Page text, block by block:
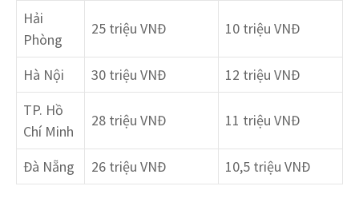
Hải
Phòng
25 triệu VNĐ 10 triệu VNĐ
Hà Nội 30 triệu VNĐ
12 triệu VNĐ
TP. Hồ
Chí Minh
28 triệu VNĐ 11 triệu VNĐ
Đà Nẵng 26 triệu VNĐ 10,5 triệu VNĐ